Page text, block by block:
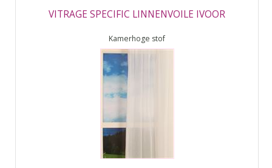
VITRAGE SPECIFIC LINNENVOILE IVOOR
Kamerhoge stof